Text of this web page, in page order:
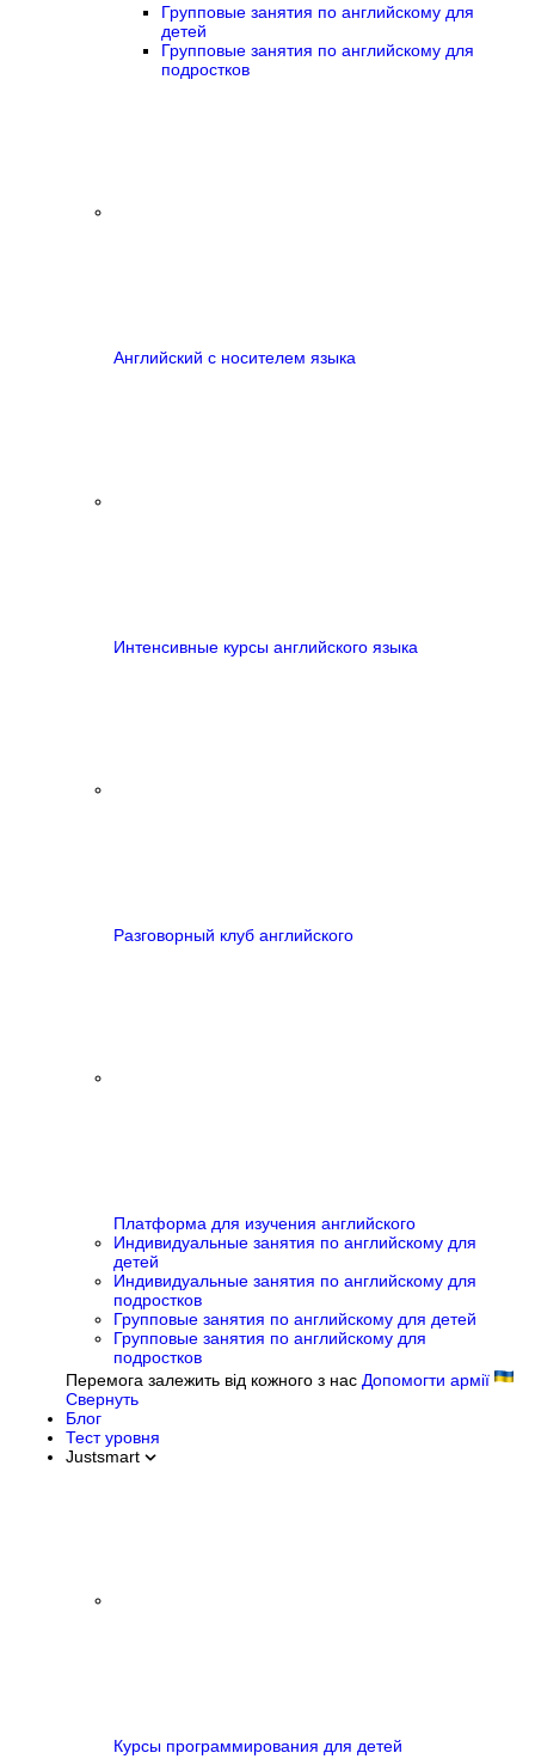
Групповые занятия по английскому для
детей
Групповые занятия по английскому для
подростков
Английский с носителем языка
Интенсивные курсы английского языка
Разговорный клуб английского
Платформа для изучения английского
Индивидуальные занятия по английскому для
детей
Индивидуальные занятия по английскому для
подростков
Групповые занятия по английскому для детей
Групповые занятия по английскому для
подростков
Перемога залежить від кожного з нас Допомогти армії
Свернуть
Блог
Тест уровня
Justsmart
Курсы программирования для детей